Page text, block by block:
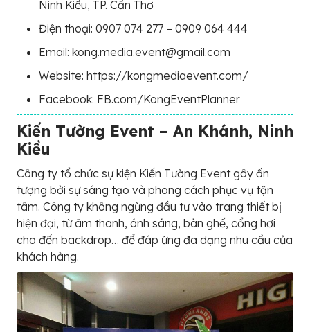
Ninh Kiều, TP. Cần Thơ
Điện thoại: 0907 074 277 – 0909 064 444
Email: kong.media.event@gmail.com
Website: https://kongmediaevent.com/
Facebook: FB.com/KongEventPlanner
Kiến Tường Event – An Khánh, Ninh
Kiều
Công ty tổ chức sự kiện Kiến Tường Event gây ấn
tượng bởi sự sáng tạo và phong cách phục vụ tận
tâm. Công ty không ngừng đầu tư vào trang thiết bị
hiện đại, từ âm thanh, ánh sáng, bàn ghế, cổng hơi
cho đến backdrop… để đáp ứng đa dạng nhu cầu của
khách hàng.